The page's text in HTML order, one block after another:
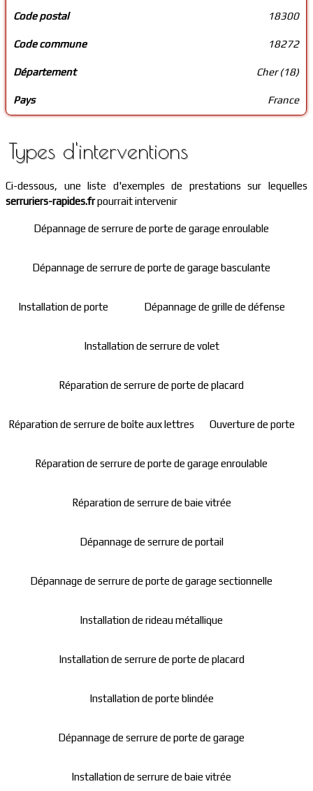
Code postal 18300
Code commune 18272
Département Cher (18)
Pays France
Types d'interventions
Ci-dessous, une liste d'exemples de prestations sur lequelles
serruriers-rapides.frpourrait intervenir
Dépannage de serrure de porte de garage enroulable
Dépannage de serrure de porte de garage basculante
Installation de porte Dépannage de grille de défense
Installation de serrure de volet
Réparation de serrure de porte de placard
Réparation de serrure de boîte aux lettres Ouverture de porte
Réparation de serrure de porte de garage enroulable
Réparation de serrure de baie vitrée
Dépannage de serrure de portail
Dépannage de serrure de porte de garage sectionnelle
Installation de rideau métallique
Installation de serrure de porte de placard
Installation de porte blindée
Dépannage de serrure de porte de garage
Installation de serrure de baie vitrée